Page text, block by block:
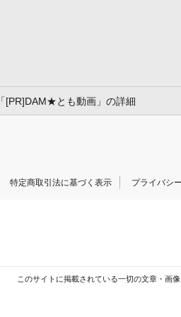
「[PR]DAM★とも動画」の詳細
特定商取引法に基づく表示 プライバシ
このサイトに掲載されている一切の文章・画